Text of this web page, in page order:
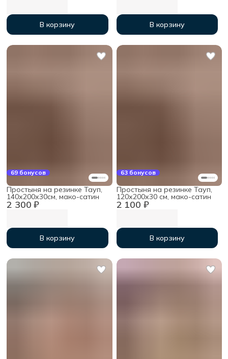
В корзину В корзину
69 бонусов
2 300 ₽
Простыня на резинке Тауп,
140х200х30см, мако-сатин
В корзину
63 бонусов
2 100 ₽
Простыня на резинке Тауп,
120х200х30 см, мако-сатин
В корзину